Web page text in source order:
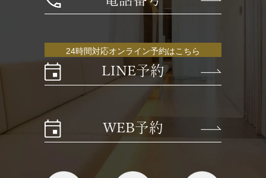
24時間対応オンライン予約はこちら
LINE予約
WEB予約